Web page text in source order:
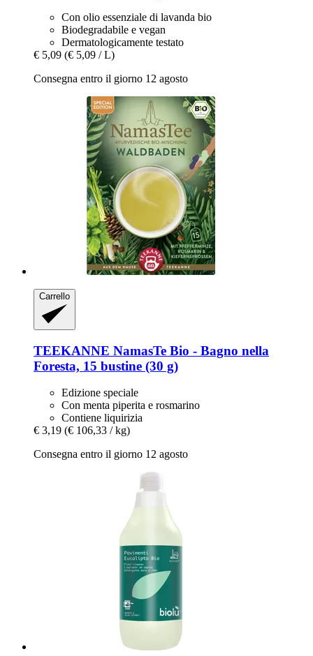
Con olio essenziale di lavanda bio
Biodegradabile e vegan
Dermatologicamente testato
€ 5,09 (€ 5,09 / L)
Consegna entro il giorno 12 agosto
Carrello
TEEKANNE NamasTe Bio -​ Bagno nella
Foresta, 15 bustine (30 g)
Edizione speciale
Con menta piperita e rosmarino
Contiene liquirizia
€ 3,19 (€ 106,33 / kg)
Consegna entro il giorno 12 agosto